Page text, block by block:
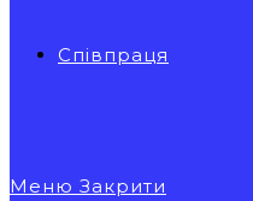
Співпраця
Меню Закрити